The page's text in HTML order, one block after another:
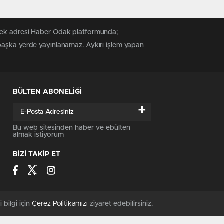
adresi Haber Odak platformunda;
yerde yayınlanamaz. Aykırı işlem yapan
BÜLTEN ABONELİĞİ
+
Bu web sitesinden haber ve ebülten
almak istiyorum
BİZİ TAKİP ET
bilgi için Çerez Politikamızı ziyaret edebilirsiniz.